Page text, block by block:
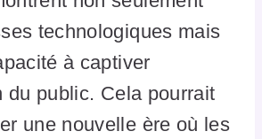
technologiques mais
à captiver
du public. Cela pourrait
une nouvelle ère où les